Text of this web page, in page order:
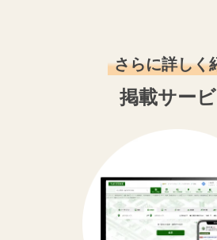
さらに詳しく
掲載サー